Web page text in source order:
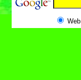
Web